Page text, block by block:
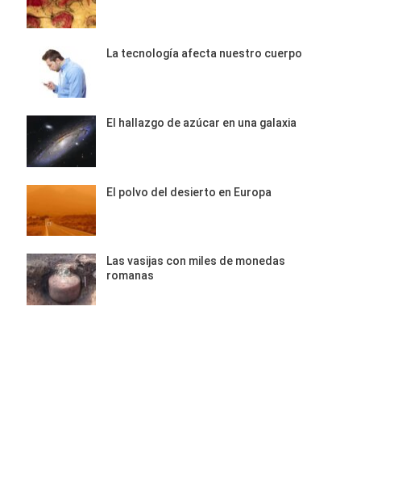
La tecnología afecta nuestro cuerpo
El hallazgo de azúcar en una galaxia
El polvo del desierto en Europa
Las vasijas con miles de monedas
romanas